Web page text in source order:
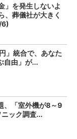
」を発生しないよ
、葬儀社が大きく
6)
」統合で、あなた
自由」が...
、「室外機が8～9
ック調査...